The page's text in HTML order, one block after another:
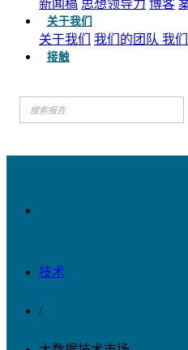
新闻稿 思想领导力 博客
关于我们
关于我们 我们的团队 我
接触
技术
/